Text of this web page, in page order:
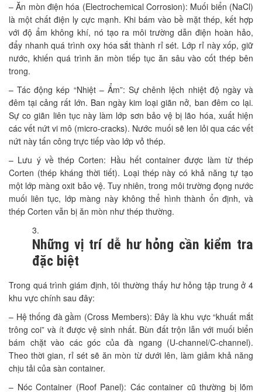
– Ăn mòn điện hóa (Electrochemical Corrosion): Muối biển (NaCl)
là một chất điện ly cực mạnh. Khi bám vào bề mặt thép, kết hợp
với độ ẩm không khí, nó tạo ra môi trường dẫn điện hoàn hảo,
đẩy nhanh quá trình oxy hóa sắt thành rỉ sét. Lớp rỉ này xốp, giữ
nước, khiến quá trình ăn mòn tiếp tục ăn sâu vào cốt thép bên
trong.
– Tác động kép “Nhiệt – Ẩm”: Sự chênh lệch nhiệt độ ngày và
đêm tại cảng rất lớn. Ban ngày kim loại giãn nở, ban đêm co lại.
Sự co giãn liên tục này làm lớp sơn bảo vệ bị lão hóa, xuất hiện
các vết nứt vi mô (micro-cracks). Nước muối sẽ len lỏi qua các vết
nứt này tấn công trực tiếp vào lớp vỏ thép.
– Lưu ý về thép Corten: Hầu hết container được làm từ thép
Corten (thép kháng thời tiết). Loại thép này có khả năng tự tạo
một lớp màng oxit bảo vệ. Tuy nhiên, trong môi trường đọng nước
muối liên tục, lớp màng này không thể hình thành ổn định, và
thép Corten vẫn bị ăn mòn như thép thường.
Những vị trí dễ hư hỏng cần kiểm tra
đặc biệt
Trong quá trình giám định, tôi thường thấy hư hỏng tập trung ở 4
khu vực chính sau đây:
– Hệ thống đà gầm (Cross Members): Đây là khu vực “khuất mắt
trông coi” và ít được vệ sinh nhất. Bùn đất trộn lẫn với muối biển
bám chặt vào các góc của đà ngang (U-channel/C-channel).
Theo thời gian, rỉ sét sẽ ăn mòn từ dưới lên, làm giảm khả năng
chịu tải của sàn container.
– Nóc Container (Roof Panel): Các container cũ thường bị lõm